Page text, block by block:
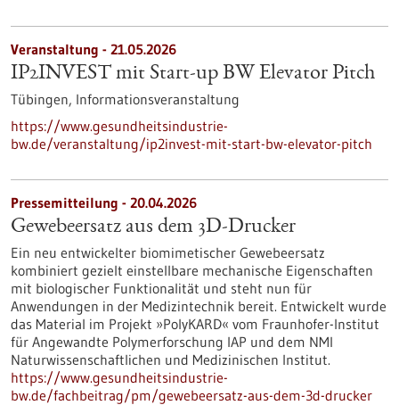
Veranstaltung - 21.05.2026
IP2INVEST mit Start-up BW Elevator Pitch
Tübingen, Informationsveranstaltung
https://www.gesundheitsindustrie-
bw.de/veranstaltung/ip2invest-mit-start-bw-elevator-pitch
Pressemitteilung - 20.04.2026
Gewebeersatz aus dem 3D-Drucker
Ein neu entwickelter biomimetischer Gewebeersatz
kombiniert gezielt einstellbare mechanische Eigenschaften
mit biologischer Funktionalität und steht nun für
Anwendungen in der Medizintechnik bereit. Entwickelt wurde
das Material im Projekt »PolyKARD« vom Fraunhofer-Institut
für Angewandte Polymerforschung IAP und dem NMI
Naturwissenschaftlichen und Medizinischen Institut.
https://www.gesundheitsindustrie-
bw.de/fachbeitrag/pm/gewebeersatz-aus-dem-3d-drucker